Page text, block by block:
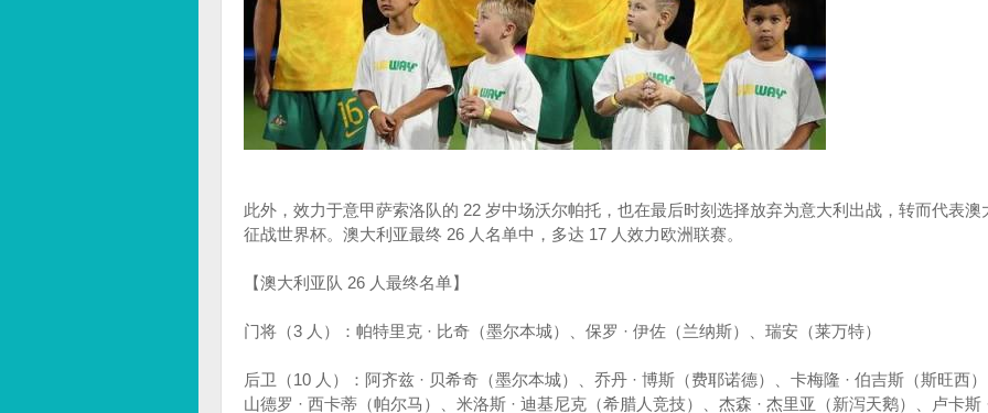
此外，效力于意甲萨索洛队的 22 岁中场沃尔帕托，也在最后时刻选择放弃为意大利出战，转而代表澳
征战世界杯。澳大利亚最终 26 人名单中，多达 17 人效力欧洲联赛。
【澳大利亚队 26 人最终名单】
门将（3 人）：帕特里克 · 比奇（墨尔本城）、保罗 · 伊佐（兰纳斯）、瑞安（莱万特）
后卫（10 人）：阿齐兹 · 贝希奇（墨尔本城）、乔丹 · 博斯（费耶诺德）、卡梅隆 · 伯吉斯（斯旺西
山德罗 · 西卡蒂（帕尔马）、米洛斯 · 迪基尼克（希腊人竞技）、杰森 · 杰里亚（新泻天鹅）、卢卡斯